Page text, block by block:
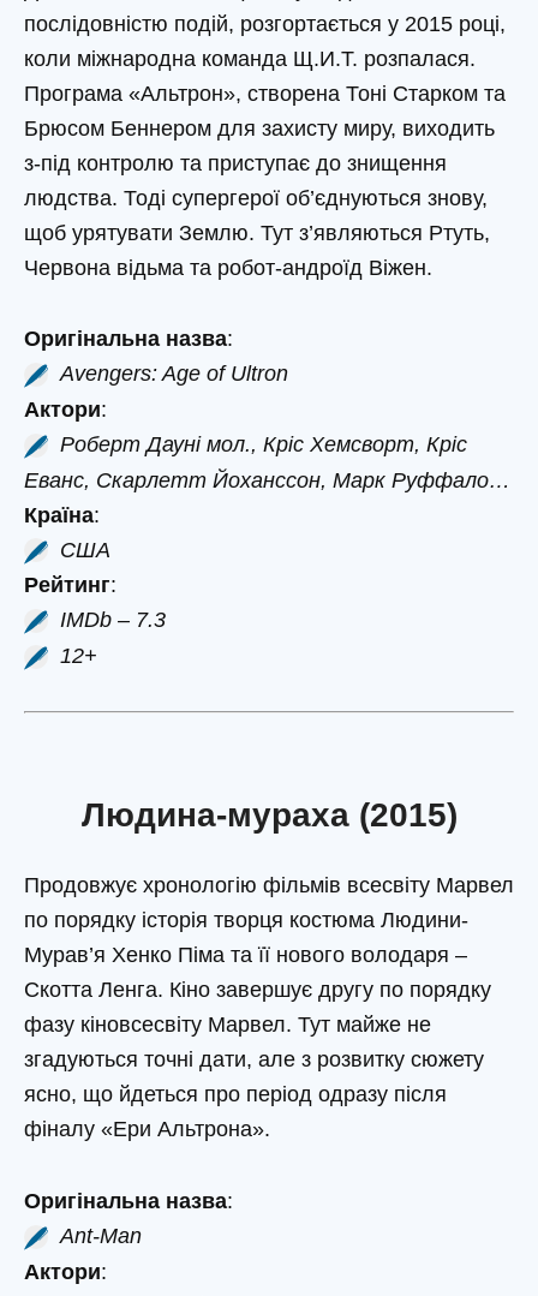
послідовністю подій, розгортається у 2015 році,
коли міжнародна команда Щ.И.Т. розпалася.
Програма «Альтрон», створена Тоні Старком та
Брюсом Беннером для захисту миру, виходить
з-під контролю та приступає до знищення
людства. Тоді супергерої об’єднуються знову,
щоб урятувати Землю. Тут з’являються Ртуть,
Червона відьма та робот-андроїд Віжен.
Оригінальна назва:
Avengers: Age of Ultron
Актори:
Роберт Дауні мол., Кріс Хемсворт, Кріс
Еванс, Скарлетт Йоханссон, Марк Руффало…
Країна:
США
Рейтинг:
IMDb – 7.3
12+
Людина-мураха (2015)
Продовжує хронологію фільмів всесвіту Марвел
по порядку історія творця костюма Людини-
Мурав’я Хенко Піма та її нового володаря –
Скотта Ленга. Кіно завершує другу по порядку
фазу кіновсесвіту Марвел. Тут майже не
згадуються точні дати, але з розвитку сюжету
ясно, що йдеться про період одразу після
фіналу «Ери Альтрона».
Оригінальна назва:
Ant-Man
Актори: